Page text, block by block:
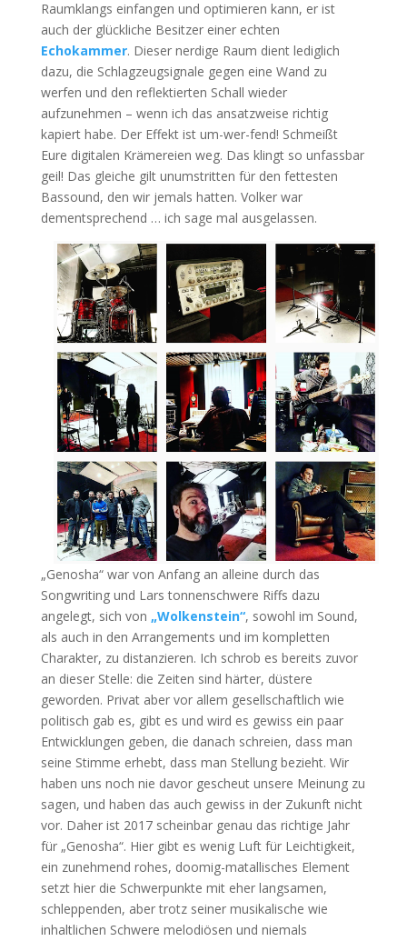
Raumklangs einfangen und optimieren kann, er ist
auch der glückliche Besitzer einer echten
Echokammer. Dieser nerdige Raum dient lediglich
dazu, die Schlagzeugsignale gegen eine Wand zu
werfen und den reflektierten Schall wieder
aufzunehmen – wenn ich das ansatzweise richtig
kapiert habe. Der Effekt ist um-wer-fend! Schmeißt
Eure digitalen Krämereien weg. Das klingt so unfassbar
geil! Das gleiche gilt unumstritten für den fettesten
Bassound, den wir jemals hatten. Volker war
dementsprechend … ich sage mal ausgelassen.
„Genosha“ war von Anfang an alleine durch das
Songwriting und Lars tonnenschwere Riffs dazu
angelegt, sich von „Wolkenstein“, sowohl im Sound,
als auch in den Arrangements und im kompletten
Charakter, zu distanzieren. Ich schrob es bereits zuvor
an dieser Stelle: die Zeiten sind härter, düstere
geworden. Privat aber vor allem gesellschaftlich wie
politisch gab es, gibt es und wird es gewiss ein paar
Entwicklungen geben, die danach schreien, dass man
seine Stimme erhebt, dass man Stellung bezieht. Wir
haben uns noch nie davor gescheut unsere Meinung zu
sagen, und haben das auch gewiss in der Zukunft nicht
vor. Daher ist 2017 scheinbar genau das richtige Jahr
für „Genosha“. Hier gibt es wenig Luft für Leichtigkeit,
ein zunehmend rohes, doomig-matallisches Element
setzt hier die Schwerpunkte mit eher langsamen,
schleppenden, aber trotz seiner musikalische wie
inhaltlichen Schwere melodiösen und niemals